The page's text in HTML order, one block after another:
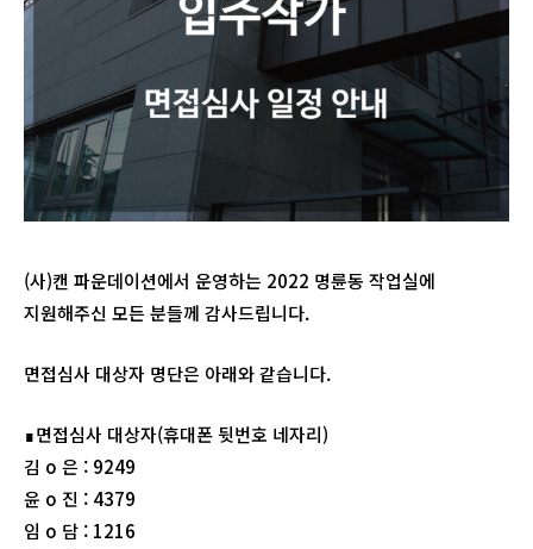
(사)캔 파운데이션에서 운영하는 2022 명륜동 작업실에
지원해주신 모든 분들께 감사드립니다.
면접심사 대상자 명단은 아래와 같습니다.
∎면접심사 대상자(휴대폰 뒷번호 네자리)
김 o 은 : 9249
윤 o 진 : 4379
임 o 담 : 1216